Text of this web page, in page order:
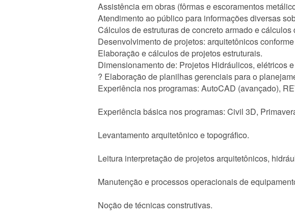
Assistência em obras (fôrmas e escoramentos
Atendimento ao público para informações diversas
Cálculos de estruturas de concreto armado e
Desenvolvimento de projetos: arquitetônicos
Elaboração e cálculos de projetos estruturais.
Dimensionamento de: Projetos Hidráulicos, elétricos
? Elaboração de planilhas gerenciais para o
Experiência nos programas: AutoCAD (avançado),
Experiência básica nos programas: Civil 3D,
Levantamento arquitetônico e topográfico.
Leitura interpretação de projetos arquitetônicos,
Manutenção e processos operacionais de
Noção de técnicas construtivas.